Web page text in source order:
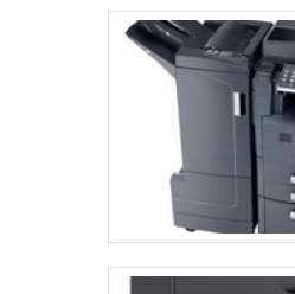
impressão antes que seja
Isso é vantajoso para quem
impressão, pois minimiza o
Por último, a redução
importante. Impressoras
lixo em comparação com
contribuindo para uma
DICAS PARA